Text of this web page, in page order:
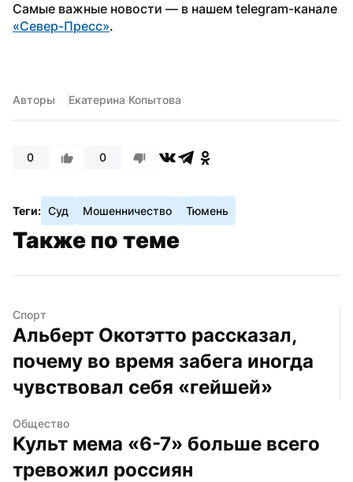
«Север-Пресс».
Авторы Екатерина Копытова
0 0
Теги: Суд Мошенничество Тюмень
Также по теме
Спорт
Альберт Окотэтто рассказал,
почему во время забега иногда
чувствовал себя «гейшей»
Общество
Культ мема «6-7» больше всего
тревожил россиян